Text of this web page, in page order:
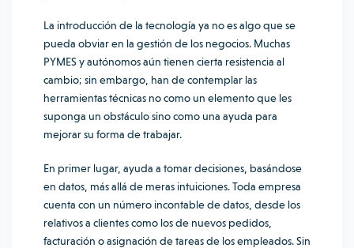
La introducción de la tecnología ya no es algo que se
pueda obviar en la gestión de los negocios. Muchas
PYMES y autónomos aún tienen cierta resistencia al
cambio; sin embargo, han de contemplar las
herramientas técnicas no como un elemento que les
suponga un obstáculo sino como una ayuda para
mejorar su forma de trabajar.
En primer lugar, ayuda a tomar decisiones, basándose
en datos, más allá de meras intuiciones. Toda empresa
cuenta con un número incontable de datos, desde los
relativos a clientes como los de nuevos pedidos,
facturación o asignación de tareas de los empleados. Sin